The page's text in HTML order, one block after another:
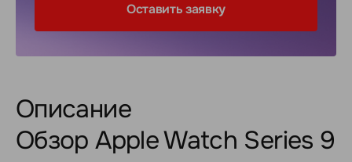
Оставить заявку
Описание
Обзор Apple Watch Series 9